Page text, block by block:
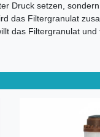
Druck setzen,
das Filtergranulat
das Filtergranulat